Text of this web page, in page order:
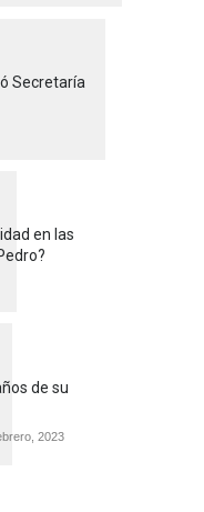
Secretaría
en las
de su
2023